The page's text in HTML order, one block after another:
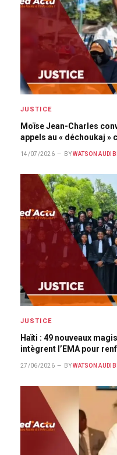
JUSTICE
Moïse Jean-Charles
appels au « déchoukaj
14/07/2026 BY WATSON
JUSTICE
Haïti : 49 nouveaux
intègrent l’EMA pour
27/06/2026 BY WATSON